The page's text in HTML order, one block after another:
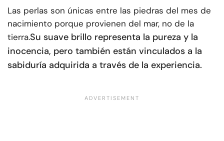
Las perlas son únicas entre las piedras del mes de
nacimiento porque provienen del mar, no de la
tierra.Su suave brillo representa la pureza y la
inocencia, pero también están vinculados a la
sabiduría adquirida a través de la experiencia.